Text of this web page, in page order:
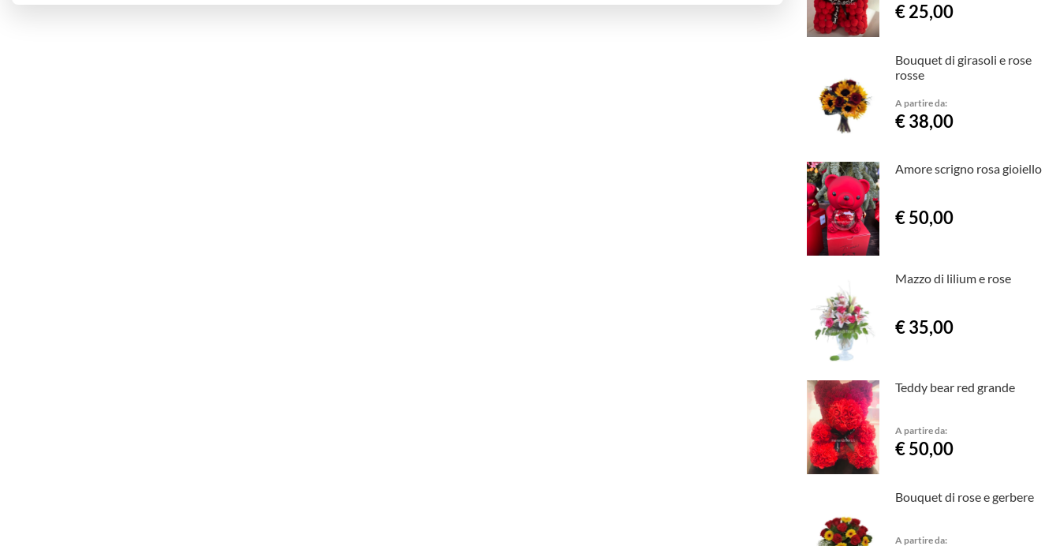
€ 25,00
Bouquet di girasoli e rose
rosse
A partire da:
€ 38,00
Amore scrigno rosa gioiello
€ 50,00
Mazzo di lilium e rose
€ 35,00
Teddy bear red grande
A partire da:
€ 50,00
Bouquet di rose e gerbere
A partire da: